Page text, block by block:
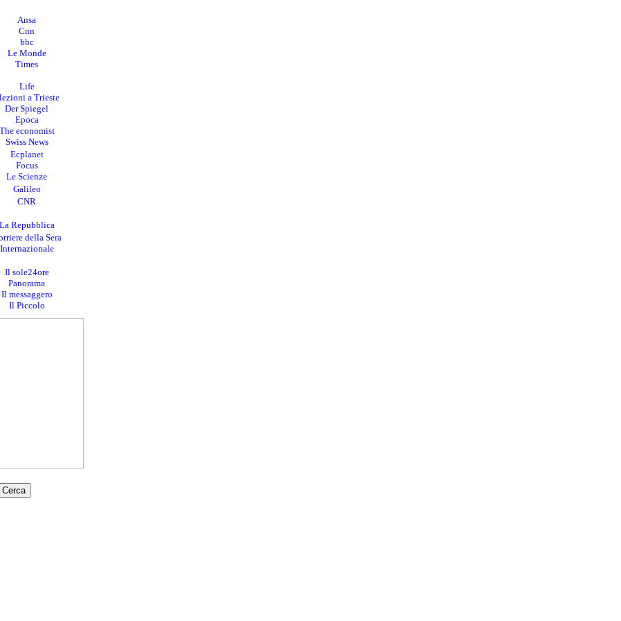
Ansa
Cnn
bbc
Le Monde
Times
Life
a Trieste
Der Spiegel
Epoca
economist
Swiss News
Ecplanet
Focus
Le Scienze
Galileo
CNR
Repubblica
della Sera
Internazionale
Il sole24ore
Panorama
Il messaggero
Il Piccolo